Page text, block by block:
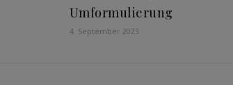
Umformulierung
4. September 2023